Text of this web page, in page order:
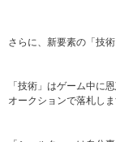
さらに、新要素の「技
「技術」はゲーム中に
オークションで落札しま